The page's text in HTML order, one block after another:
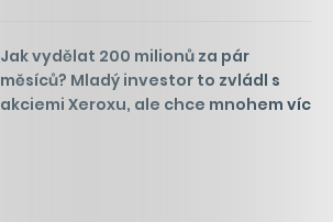
Jak vydělat 200 milionů za pár
měsíců? Mladý investor to zvládl s
akciemi Xeroxu, ale chce mnohem víc